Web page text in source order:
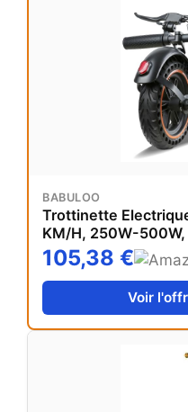
BABULOO
Trottinette
KM/H, 250W-500W,
Batterie 7,5AH,
Frein, APP, Charge
36v/7.5ah)
105,38 €
Voir